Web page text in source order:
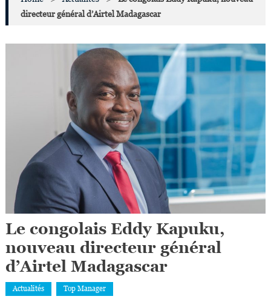
directeur général d’Airtel Madagascar
Le congolais Eddy Kapuku,
nouveau directeur général
d’Airtel Madagascar
Actualités Top Manager